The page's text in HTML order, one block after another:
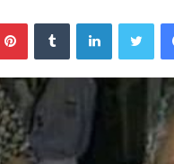
فيسبوك لينكدإن